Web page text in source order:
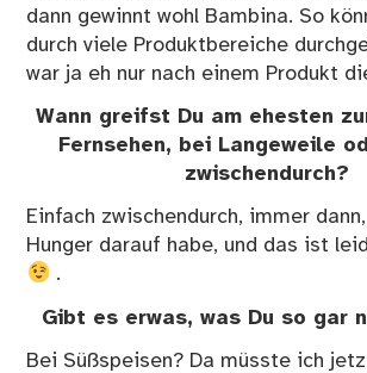
dann gewinnt wohl Bambina. So
durch viele Produktbereiche
war ja eh nur nach einem Produkt
Wann greifst Du am ehesten
Fernsehen, bei Langeweile
zwischendurch?
Einfach zwischendurch, immer
Hunger darauf habe, und das ist
.
Gibt es erwas, was Du so gar
Bei Süßspeisen? Da müsste ich